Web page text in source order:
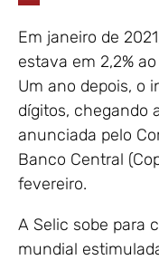
Em janeiro de
estava em 2,2%
Um ano depois, o
dígitos, chegando
anunciada pelo
Banco Central
fevereiro.
A Selic sobe para
mundial